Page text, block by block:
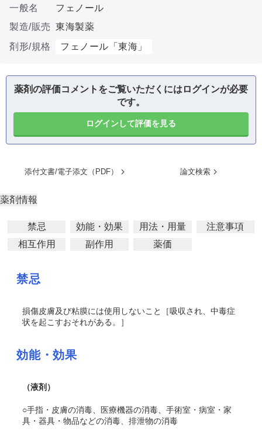
一般名
フェノール
製造/販売 東海製薬
剤形/規格
フェノール「東海」
薬剤の評価コメントをご覧いただくにはログインが必要
です。
ログインして評価を見る
添付文書/電子添文（PDF） 論文検索
薬剤情報
禁忌 効能・効果 用法・用量
注意事項
相互作用
副作用 薬価
禁忌
損傷皮膚及び粘膜には使用しないこと［吸収され、中毒症
状を起こすおそれがある。］
効能・効果
（液剤）
○手指・皮膚の消毒、医療機器の消毒、手術室・病室・家
具・器具・物品などの消毒、排泄物の消毒